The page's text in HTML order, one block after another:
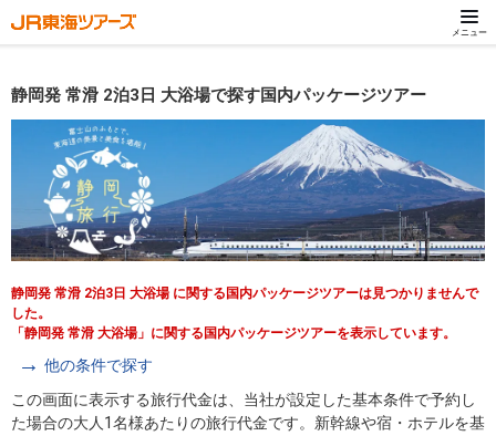
メニュー
静岡発 常滑 2泊3日 大浴場で探す国内パッケージツアー
静岡発 常滑 2泊3日 大浴場 に関する国内パッケージツアーは見つかりませんで
した。
「静岡発 常滑 大浴場」に関する国内パッケージツアーを表示しています。
他の条件で探す
この画面に表示する旅行代金は、当社が設定した基本条件で予約し
た場合の大人1名様あたりの旅行代金です。新幹線や宿・ホテルを基